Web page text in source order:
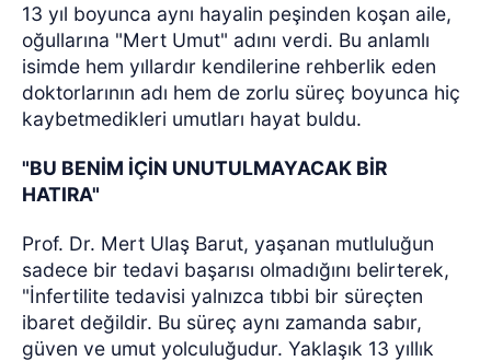
13 yıl boyunca aynı hayalin peşinden koşan aile,
oğullarına "Mert Umut" adını verdi. Bu anlamlı
isimde hem yıllardır kendilerine rehberlik eden
doktorlarının adı hem de zorlu süreç boyunca hiç
kaybetmedikleri umutları hayat buldu.
"BU BENİM İÇİN UNUTULMAYACAK BİR
HATIRA"
Prof. Dr. Mert Ulaş Barut, yaşanan mutluluğun
sadece bir tedavi başarısı olmadığını belirterek,
"İnfertilite tedavisi yalnızca tıbbi bir süreçten
ibaret değildir. Bu süreç aynı zamanda sabır,
güven ve umut yolculuğudur. Yaklaşık 13 yıllık